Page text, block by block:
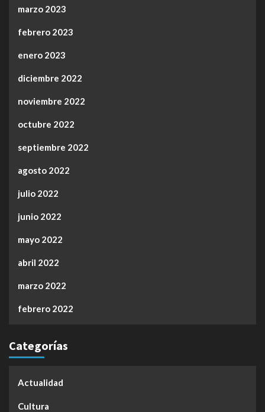
marzo 2023
febrero 2023
enero 2023
diciembre 2022
noviembre 2022
octubre 2022
septiembre 2022
agosto 2022
julio 2022
junio 2022
mayo 2022
abril 2022
marzo 2022
febrero 2022
Categorías
Actualidad
Cultura